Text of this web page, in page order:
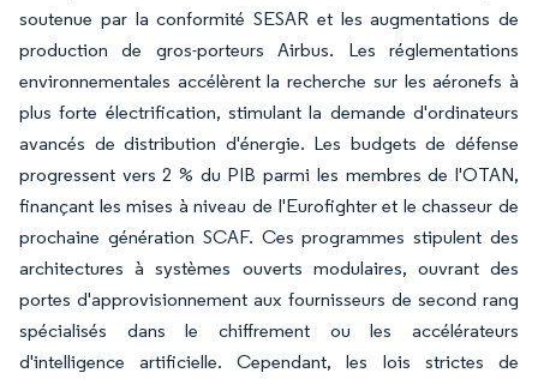
soutenue par la conformité SESAR et les augmentations de
production de gros-porteurs Airbus. Les réglementations
environnementales accélèrent la recherche sur les aéronefs à
plus forte électrification, stimulant la demande d'ordinateurs
avancés de distribution d'énergie. Les budgets de défense
progressent vers 2 % du PIB parmi les membres de l'OTAN,
finançant les mises à niveau de l'Eurofighter et le chasseur de
prochaine génération SCAF. Ces programmes stipulent des
architectures à systèmes ouverts modulaires, ouvrant des
portes d'approvisionnement aux fournisseurs de second rang
spécialisés dans le chiffrement ou les accélérateurs
d'intelligence artificielle. Cependant, les lois strictes de